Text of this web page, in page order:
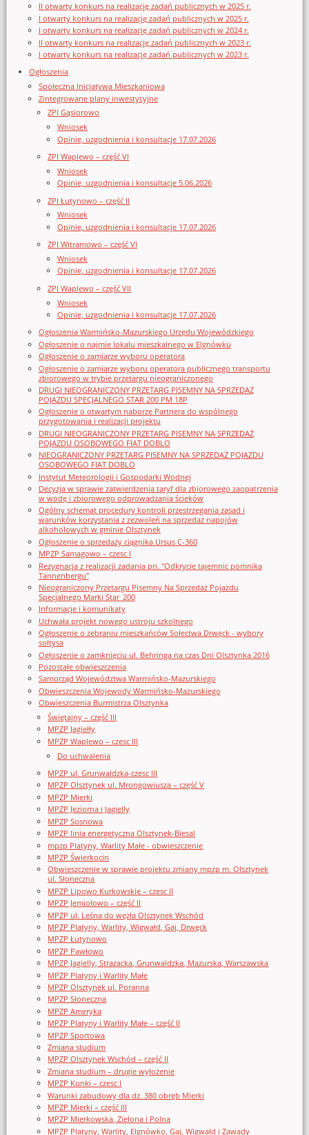
II otwarty konkurs na realizację zadań publicznych w 2025 r.
I otwarty konkurs na realizację zadań publicznych w 2025 r.
I otwarty konkurs na realizację zadań publicznych w 2024 r.
II otwarty konkurs na realizację zadań publicznych w 2023 r.
I otwarty konkurs na realizację zadań publicznych w 2023 r.
Ogłoszenia
Społeczna Inicjatywa Mieszkaniowa
Zintegrowane plany inwestycyjne
ZPI Gąsiorowo
Wniosek
Opinie, uzgodnienia i konsultacje 17.07.2026
ZPI Waplewo – część VI
Wniosek
Opinie, uzgodnienia i konsultacje 5.06.2026
ZPI Łutynowo – część II
Wniosek
Opinie, uzgodnienia i konsultacje 17.07.2026
ZPI Witramowo – część VI
Wniosek
Opinie, uzgodnienia i konsultacje 17.07.2026
ZPI Waplewo – część VII
Wniosek
Opinie, uzgodnienia i konsultacje 17.07.2026
Ogłoszenia Warmińsko-Mazurskiego Urzędu Wojewódzkiego
Ogłoszenie o najmie lokalu mieszkalnego w Elgnówku
Ogłoszenie o zamiarze wyboru operatora
Ogłoszenie o zamiarze wyboru operatora publicznego transportu
zbiorowego w trybie przetargu nieograniczonego
DRUGI NIEOGRANICZONY PRZETARG PISEMNY NA SPRZEDAŻ
POJAZDU SPECJALNEGO STAR 200 PM 18P
Ogłoszenie o otwartym naborze Partnera do wspólnego
przygotowania i realizacji projektu
DRUGI NIEOGRANICZONY PRZETARG PISEMNY NA SPRZEDAŻ
POJAZDU OSOBOWEGO FIAT DOBLO
NIEOGRANICZONY PRZETARG PISEMNY NA SPRZEDAŻ POJAZDU
OSOBOWEGO FIAT DOBLO
Instytut Meteorologii i Gospodarki Wodnej
Decyzja w sprawie zatwierdzenia taryf dla zbiorowego zaopatrzenia
w wodę i zbiorowego odprowadzania ścieków
Ogólny schemat procedury kontroli przestrzegania zasad i
warunków korzystania z zezwoleń na sprzedaż napojów
alkoholowych w gminie Olsztynek
Ogłoszenie o sprzedaży ciągnika Ursus C-360
MPZP Samagowo – czesc I
Rezygnacja z realizacji zadania pn. "Odkrycie tajemnic pomnika
Tannenbergu"
Nieograniczony Przetargu Pisemny Na Sprzedaż Pojazdu
Specjalnego Marki Star_200
Informacje i komunikaty
Uchwała projekt nowego ustroju szkolnego
Ogłoszenie o zebraniu mieszkańców Sołectwa Drwęck - wybory
sołtysa
Ogłoszenie o zamknięciu ul. Behringa na czas Dni Olsztynka 2016
Pozostałe obwieszczenia
Samorząd Województwa Warmińsko-Mazurskiego
Obwieszczenia Wojewody Warmińsko-Mazurskiego
Obwieszczenia Burmistrza Olsztynka
Świętajny – część III
MPZP Jagiełły
MPZP Waplewo – czesc III
Do uchwalenia
MPZP ul. Grunwaldzka-czesc III
MPZP Olsztynek ul. Mrongowiusza – część V
MPZP Mierki
MPZP Jeziorna i Jagielly
MPZP Sosnowa
MPZP linia energetyczna Olsztynek-Biesal
mpzp Platyny, Warlity Małe - obwieszczenie
MPZP Świerkocin
Obwieszczenie w sprawie projektu zmiany mpzp m. Olsztynek
ul. Słoneczna
MPZP Lipowo Kurkowskie – czesc II
MPZP Jemiołowo – część II
MPZP ul. Leśna do węzła Olsztynek Wschód
MPZP Platyny, Warlity, Wigwałd, Gaj, Drwęck
MPZP Łutynowo
MPZP Pawłowo
MPZP Jagielly, Strazacka, Grunwaldzka, Mazurska, Warszawska
MPZP Platyny i Warlity Małe
MPZP Olsztynek ul. Poranna
MPZP Słoneczna
MPZP Ameryka
MPZP Platyny i Warlity Małe – część II
MPZP Sportowa
Zmiana studium
MPZP Olsztynek Wschód – część II
Zmiana studium – drugie wyłożenie
MPZP Kunki – czesc I
Warunki zabudowy dla dz. 380 obręb Mierki
MPZP Mierki – część III
MPZP Mierkowska, Zielona i Polna
MPZP Platyny, Warlity, Elgnówko, Gaj, Wigwałd i Zawady